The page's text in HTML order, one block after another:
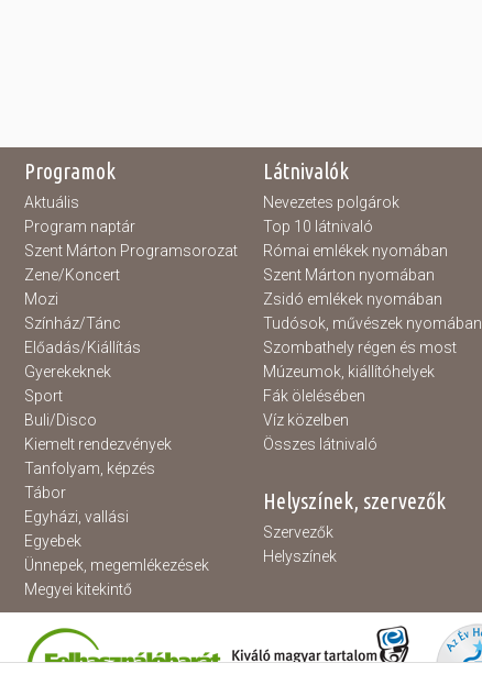
Programok
Aktuális
Program naptár
Szent Márton Programsorozat
Zene/Koncert
Mozi
Színház/Tánc
Előadás/Kiállítás
Gyerekeknek
Sport
Buli/Disco
Kiemelt rendezvények
Tanfolyam, képzés
Tábor
Egyházi, vallási
Egyebek
Ünnepek, megemlékezések
Megyei kitekintő
Látnivalók
Nevezetes polgárok
Top 10 látnivaló
Római emlékek nyomában
Szent Márton nyomában
Zsidó emlékek nyomában
Tudósok, művészek nyomában
Szombathely régen és most
Múzeumok, kiállítóhelyek
Fák ölelésében
Víz közelben
Összes látnivaló
Helyszínek, szervezők
Szervezők
Helyszínek